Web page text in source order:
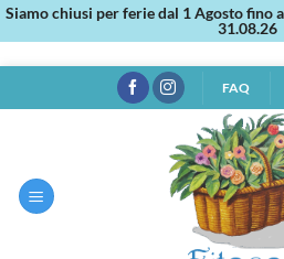
Siamo chiusi per ferie dal 1 Agosto fino
31.08.26
ai
FAQ